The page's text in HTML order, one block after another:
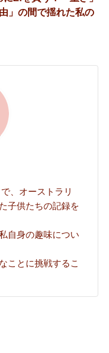
」の間で揺れた私の
、オーストラリ
子供たちの記録を
自身の趣味につい
ことに挑戦するこ